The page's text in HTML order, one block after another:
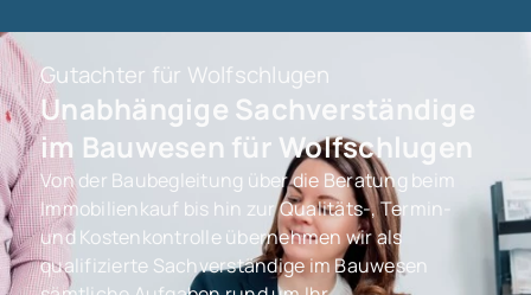
Gutachter für Wolfschlugen
Unabhängige Sachverständige
im Bauwesen für Wolfschlugen
Von der Baubegleitung über die Beratung beim
Immobilienkauf bis hin zur Qualitäts-, Termin-
und Kostenkontrolle übernehmen wir als
qualifizierte Sachverständige im Bauwesen